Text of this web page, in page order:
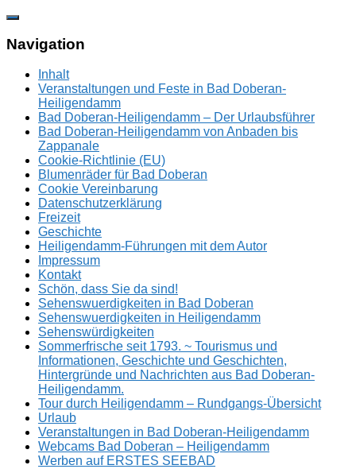
Zum
springen
Navigation
Inhalt
Veranstaltungen und Feste in Bad Doberan-
Heiligendamm
Bad Doberan-Heiligendamm – Der Urlaubsführer
Bad Doberan-Heiligendamm von Anbaden bis
Zappanale
Cookie-Richtlinie (EU)
Blumenräder für Bad Doberan
Cookie Vereinbarung
Datenschutzerklärung
Freizeit
Geschichte
Heiligendamm-Führungen mit dem Autor
Impressum
Kontakt
Schön, dass Sie da sind!
Sehenswuerdigkeiten in Bad Doberan
Sehenswuerdigkeiten in Heiligendamm
Sehenswürdigkeiten
Sommerfrische seit 1793. ~ Tourismus und
Informationen, Geschichte und Geschichten,
Hintergründe und Nachrichten aus Bad Doberan-
Heiligendamm.
Tour durch Heiligendamm – Rundgangs-Übersicht
Urlaub
Veranstaltungen in Bad Doberan-Heiligendamm
Webcams Bad Doberan – Heiligendamm
Werben auf ERSTES SEEBAD